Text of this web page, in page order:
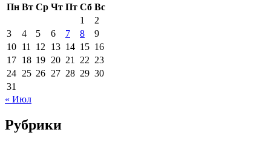
Пн Вт Ср Чт Пт Сб Вс
1
2
3
4 5 6 7 8
9
10 11 12 13 14 15 16
17 18 19 20 21 22 23
24 25 26 27 28 29 30
31
« Июл
Рубрики